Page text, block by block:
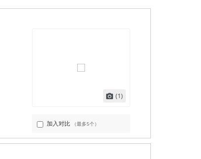
(1)
加入对比 （最多5个）